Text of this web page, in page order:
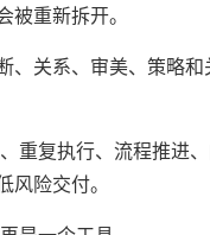
被重新拆开。
、关系、审美、策略和
重复执行、流程推进
风险交付。